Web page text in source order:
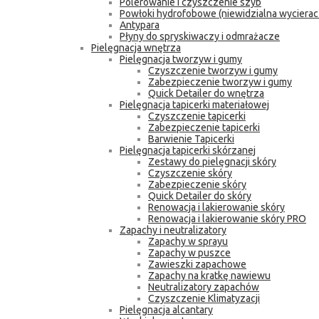
Powłoki hydrofobowe (niewidzialna
Antypara
Płyny do spryskiwaczy i odmrażacze
Pielęgnacja wnętrza
Pielęgnacja tworzyw i gumy
Czyszczenie tworzyw i gumy
Zabezpieczenie tworzyw i gumy
Quick Detailer do wnętrza
Pielęgnacja tapicerki materiałowej
Czyszczenie tapicerki
Zabezpieczenie tapicerki
Barwienie Tapicerki
Pielęgnacja tapicerki skórzanej
Zestawy do pielęgnacji skóry
Czyszczenie skóry
Zabezpieczenie skóry
Quick Detailer do skóry
Renowacja i lakierowanie skóry
Renowacja i lakierowanie skóry PRO
Zapachy i neutralizatory
Zapachy w sprayu
Zapachy w puszce
Zawieszki zapachowe
Zapachy na kratkę nawiewu
Neutralizatory zapachów
Czyszczenie Klimatyzacji
Pielęgnacja alcantary